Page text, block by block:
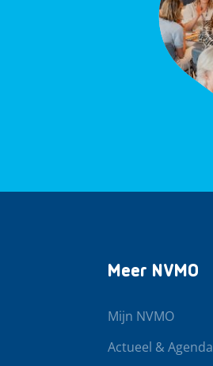
Meer NVMO
Mijn NVMO
Actueel & Agenda